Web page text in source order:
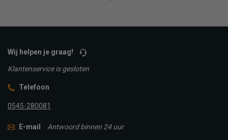
Wij helpen je graag!
Klantenservice is gesloten
Telefoon
0545-280081
E-mail Antwoord binnen 24 uur